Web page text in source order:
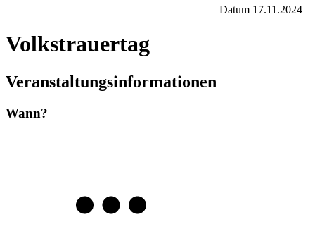
Datum 17.11.2024
Volkstrauertag
Veranstaltungsinformationen
Wann?